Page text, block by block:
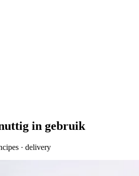
in gebruik
· delivery